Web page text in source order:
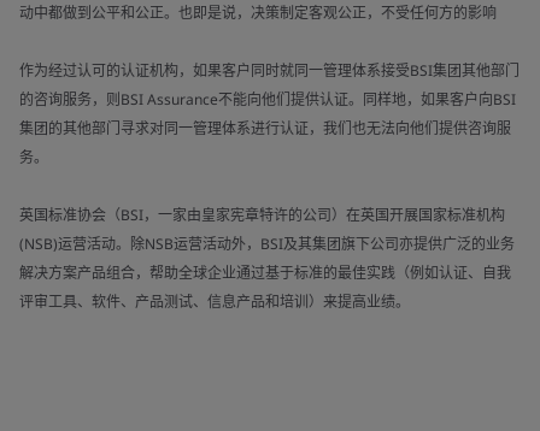
动中都做到公平和公正。也即是说，决策制定客观公正，不受任何方的影响
作为经过认可的认证机构，如果客户同时就同一管理体系接受BSI集团其他部门
的咨询服务，则BSI Assurance不能向他们提供认证。同样地，如果客户向BSI
集团的其他部门寻求对同一管理体系进行认证，我们也无法向他们提供咨询服
务。
英国标准协会（BSI，一家由皇家宪章特许的公司）在英国开展国家标准机构
(NSB)运营活动。除NSB运营活动外，BSI及其集团旗下公司亦提供广泛的业务
解决方案产品组合，帮助全球企业通过基于标准的最佳实践（例如认证、自我
评审工具、软件、产品测试、信息产品和培训）来提高业绩。